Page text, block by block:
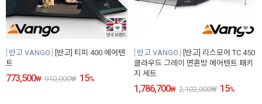
반고 VANGO
[반고] 티피 400 에어텐
트
773,500₩ 910,000₩ 15%
반고 VANGO
[반고] 리스모어 TC 450
클라우드 그레이 면혼방 에어텐트 패키
지 세트
1,786,700₩ 2,102,000₩ 15%